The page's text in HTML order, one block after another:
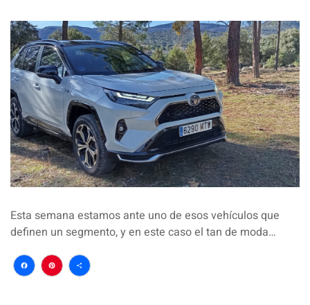
Esta semana estamos ante uno de esos vehículos que
definen un segmento, y en este caso el tan de moda…
Facebook
Pinterest
Compartir